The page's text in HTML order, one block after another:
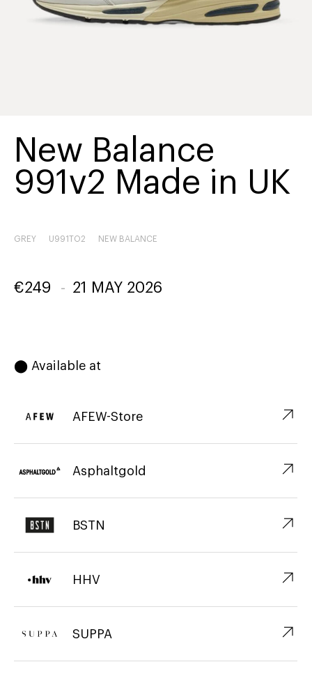
New Balance
991v2 Made in UK
GREY U991TO2 NEW BALANCE
€249 - 21 MAY 2026
⬤ Available at
AFEW-Store ↗︎
Asphaltgold ↗︎
BSTN ↗︎
HHV ↗︎
SUPPA ↗︎